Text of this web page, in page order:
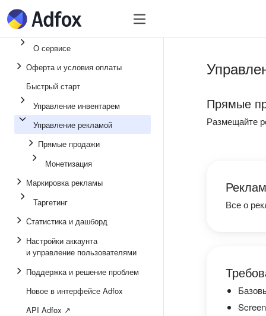
Быстрый старт
О сервисе
Оферта и условия оплаты
Быстрый старт
Управление инвентарем
Управление рекламой
Прямые продажи
Монетизация
Маркировка рекламы
Таргетинг
Статистика и дашборд
Настройки аккаунта
и управление пользователями
Поддержка и решение проблем
Новое в интерфейсе Adfox
API Adfox ↗
Прямые
Размещайте
Все о